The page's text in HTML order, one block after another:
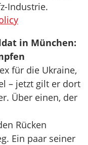
Industrie.
in München:
für die Ukraine,
– jetzt gilt er dort
Über einen, der
Rücken
Ein paar seiner